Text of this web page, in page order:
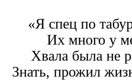
«Я спец по
Их много у
Хвала была не
Знать, прожил